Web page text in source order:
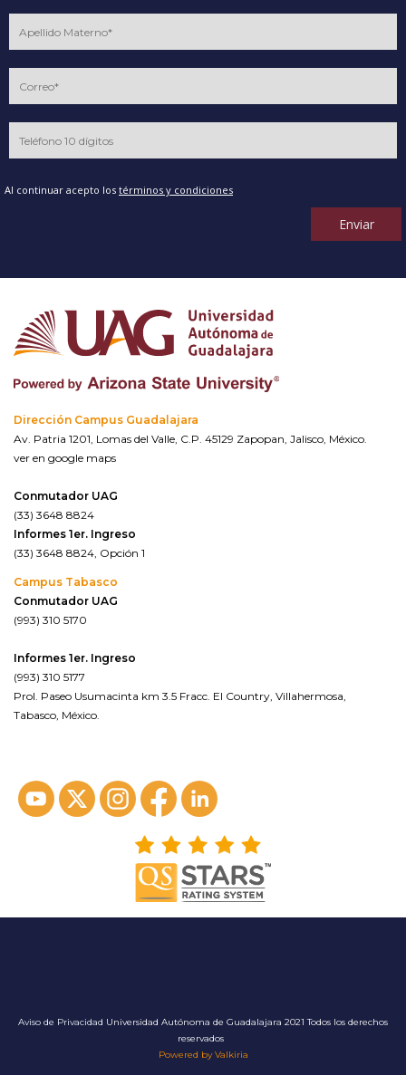
Al continuar acepto los términos y condiciones
Enviar
Dirección Campus Guadalajara
Av. Patria 1201, Lomas del Valle, C.P. 45129 Zapopan, Jalisco, México.
ver en google maps
Conmutador UAG
(33) 3648 8824
Informes 1er. Ingreso
(33) 3648 8824, Opción 1
Campus Tabasco
Conmutador UAG
(993) 310 5170
Informes 1er. Ingreso
(993) 310 5177
Prol. Paseo Usumacinta km 3.5 Fracc. El Country, Villahermosa,
Tabasco, México.
Aviso de Privacidad Universidad Autónoma de Guadalajara 2021 Todos los derechos
reservados
Powered by Valkiria